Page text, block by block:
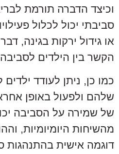
וכיצד הדברה תורמת
סביבתי יכול לכלול
או גידול ירקות בגינה,
הקשר בין הילדים
כמו כן, ניתן לעודד
שלהם ולפעול באופן
של שמירה על הסביבה
מהשיחות היומיומיות,
דוגמה אישית בהתנהגות